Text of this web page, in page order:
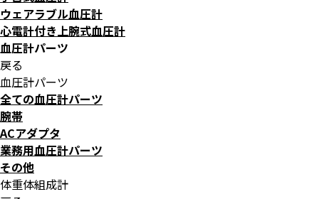
ウェアラブル血圧計
心電計付き上腕式血圧計
血圧計パーツ
戻る
血圧計パーツ
全ての血圧計パーツ
腕帯
ACアダプタ
業務用血圧計パーツ
その他
体重体組成計